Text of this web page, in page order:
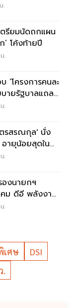
.
รียมนัดถกแผน
โค้งท้ายปี
.
‘โครงการคนละ
บายรัฐบาลแถลง
.
รสรณกุล' นั่ง
อายุน้อยสุดใน
.
งนายกฯ
ม ดีอี พลังงาน
ชย์
.
เศษ
DSI
.